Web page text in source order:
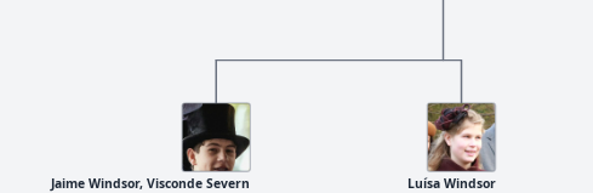
Jaime Windsor, Visconde Severn Luísa Windsor